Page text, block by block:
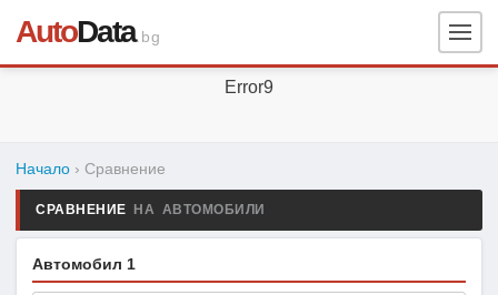
AutoData.bg
Error9
Начало › Сравнение
СРАВНЕНИЕ НА АВТОМОБИЛИ
Автомобил 1